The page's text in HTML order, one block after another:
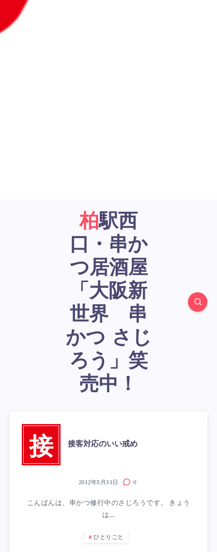
柏駅西
口・串か
つ居酒屋
「大阪新
世界 串
かつ さじ
ろう」笑
売中！
接 接客対応のいい戒め
2012年5月31日 0
こんばんは、串かつ修行中のさじろうです。 きょう
は…
ひとりごと